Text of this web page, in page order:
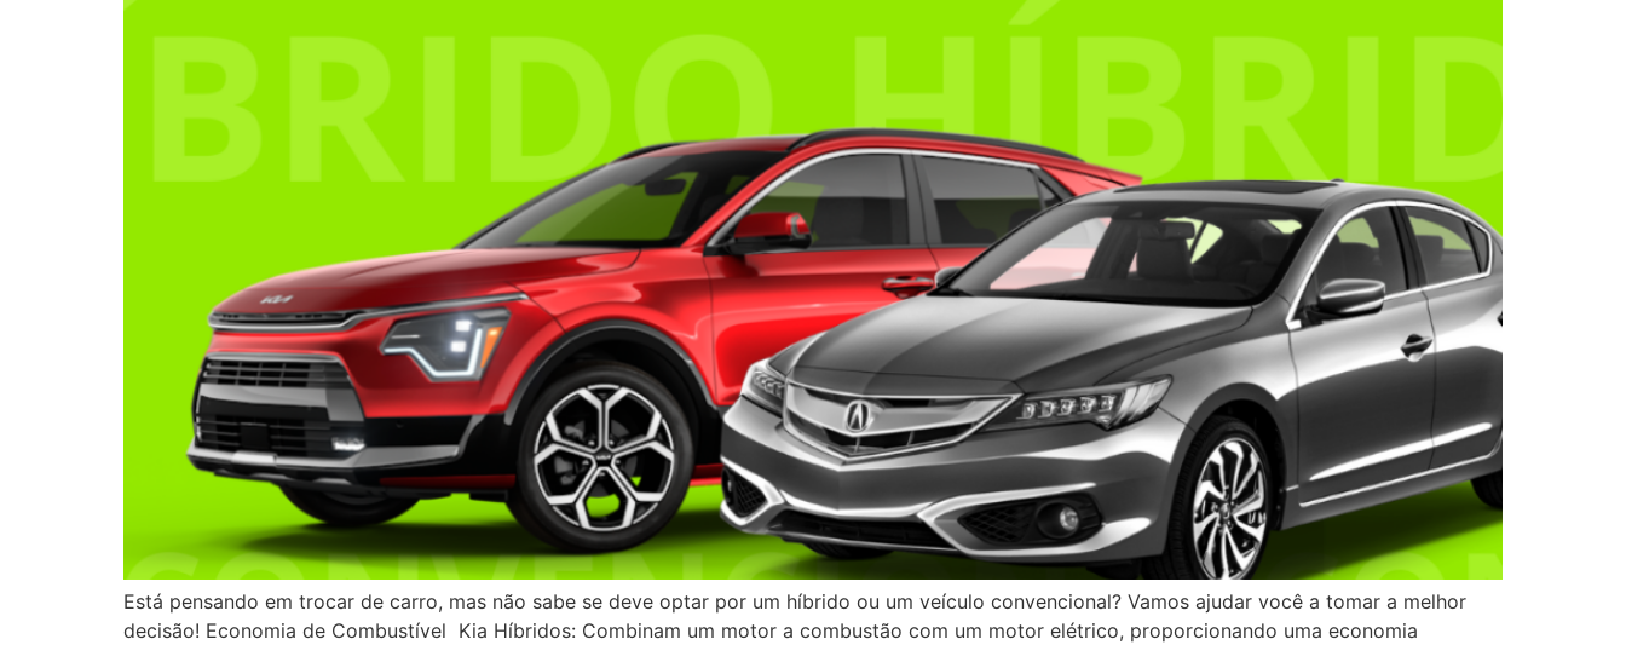
Está pensando em trocar de carro, mas não sabe se deve optar por um híbrido ou um veículo convencional? Vamos ajudar você a tomar a melhor
decisão! Economia de Combustível ‌ Kia Híbridos: Combinam um motor a combustão com um motor elétrico, proporcionando uma economia